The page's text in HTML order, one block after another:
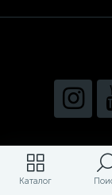
Каталог